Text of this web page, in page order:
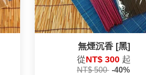
無煙沉香 [黑]
從NT$ 300 起
NT$ 500 -40%